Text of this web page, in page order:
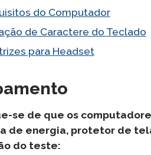
do Computador
de Caractere do Teclado
para Headset
se de que os
de energia, protetor de
do teste: